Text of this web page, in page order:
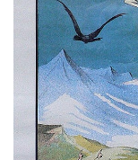
Témata
Témata
Pořady
TV Program